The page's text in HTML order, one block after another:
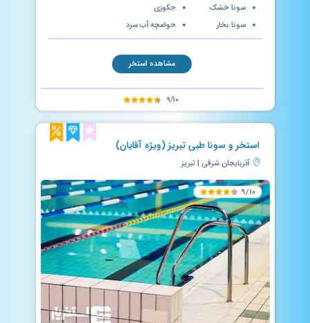
سونا خشک
سونا بخار
جکوزی
حوضچه آب سرد
مشاهده استخر
۹/۱۰
استخر و سونا طبی تبریز (ویژه آقایان)
آذربایجان شرقی | تبریز
۹/۱۰